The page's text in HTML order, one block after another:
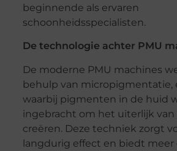
beginnende als ervaren
schoonheidsspecialisten.
De technologie achter PMU
De moderne PMU machines
behulp van micropigmentatie,
waarbij pigmenten in de huid
ingebracht om het uiterlijk
creëren. Deze techniek zorgt
langdurig effect en biedt meer